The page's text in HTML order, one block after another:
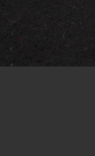
Clic para ampliar